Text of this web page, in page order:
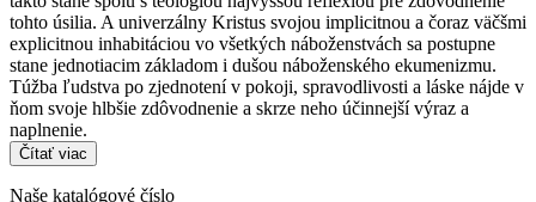
tohto úsilia. A univerzálny Kristus svojou implicitnou a čoraz väčšmi
explicitnou inhabitáciou vo všetkých náboženstvách sa postupne
stane jednotiacim základom i dušou náboženského ekumenizmu.
Túžba ľudstva po zjednotení v pokoji, spravodlivosti a láske nájde v
ňom svoje hlbšie zdôvodnenie a skrze neho účinnejší výraz a
naplnenie.
Čítať viac
Naše katalógové číslo